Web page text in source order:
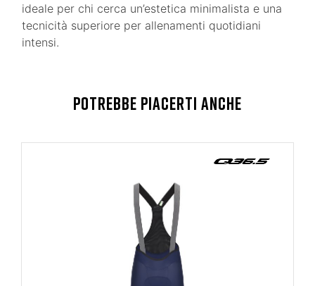
ideale per chi cerca un’estetica minimalista e una
tecnicità superiore per allenamenti quotidiani
intensi.
POTREBBE PIACERTI ANCHE